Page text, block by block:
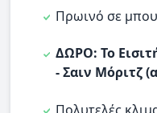
Πρωινό σε
ΔΩΡΟ: Το
- Σαιν Μόριτζ
Πολυτελές